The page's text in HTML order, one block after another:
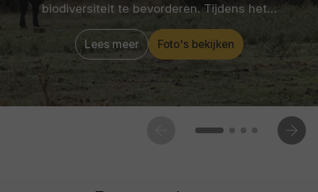
biodiversiteit te bevorderen. Tijdens het…
Lees meer Foto's bekijken